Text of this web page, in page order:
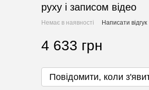
руху і записом відео
Немає в наявності Написати відгук
4 633 грн
Повідомити, коли